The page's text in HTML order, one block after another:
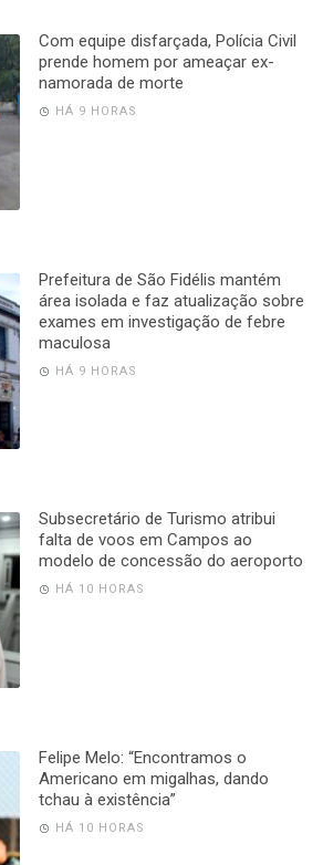
Com equipe disfarçada, Polícia Civil
prende homem por ameaçar ex-
namorada de morte
HÁ 9 HORAS
Prefeitura de São Fidélis mantém
área isolada e faz atualização sobre
exames em investigação de febre
maculosa
HÁ 9 HORAS
Subsecretário de Turismo atribui
falta de voos em Campos ao
modelo de concessão do aeroporto
HÁ 10 HORAS
Felipe Melo: “Encontramos o
Americano em migalhas, dando
tchau à existência”
HÁ 10 HORAS